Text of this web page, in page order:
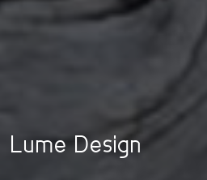
Lume Design